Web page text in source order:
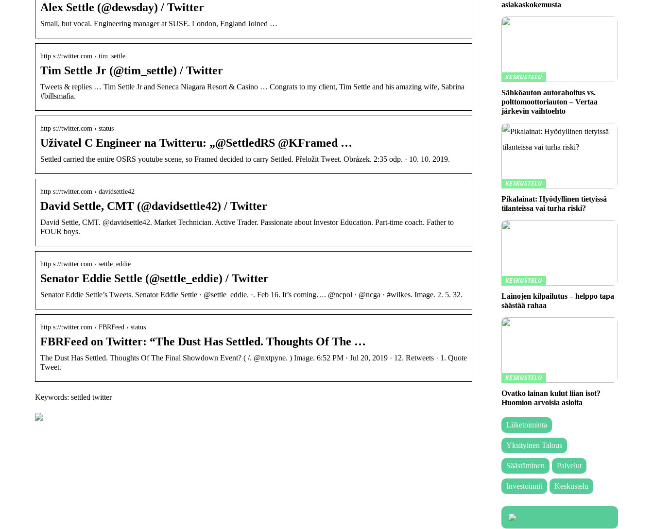
Alex Settle (@dewsday) / Twitter
Small, but vocal. Engineering manager at SUSE. London, England Joined …
http s://twitter.com › tim_settle
Tim Settle Jr (@tim_settle) / Twitter
Tweets & replies … Tim Settle Jr and Seneca Niagara Resort & Casino … Congrats to my client, Tim Settle and his amazing wife, Sabrina
#billsmafia.
http s://twitter.com › status
Uživatel C Engineer na Twitteru: „@SettledRS @KFramed …
Settled carried the entire OSRS youtube scene, so Framed decided to carry Settled. Přeložit Tweet. Obrázek. 2:35 odp. · 10. 10. 2019.
http s://twitter.com › davidsettle42
David Settle, CMT (@davidsettle42) / Twitter
David Settle, CMT. @davidsettle42. Market Technician. Active Trader. Passionate about Investor Education. Part-time coach. Father to
FOUR boys.
http s://twitter.com › settle_eddie
Senator Eddie Settle (@settle_eddie) / Twitter
Senator Eddie Settle’s Tweets. Senator Eddie Settle · @settle_eddie. ·. Feb 16. It’s coming…. @ncpol · @ncga · #wilkes. Image. 2. 5. 32.
http s://twitter.com › FBRFeed › status
FBRFeed on Twitter: “The Dust Has Settled. Thoughts Of The …
The Dust Has Settled. Thoughts Of The Final Showdown Event? ( /. @nxtpyne. ) Image. 6:52 PM · Jul 20, 2019 · 12. Retweets · 1. Quote
Tweet.
Keywords: settled twitter
asiakaskokemusta
KESKUSTELU
Sähköauton autorahoitus vs.
polttomoottoriauton – Vertaa
järkevin vaihtoehto
KESKUSTELU
Pikalainat: Hyödyllinen tietyissä
tilanteissa vai turha riski?
KESKUSTELU
Lainojen kilpailutus – helppo tapa
säästää rahaa
KESKUSTELU
Ovatko lainan kulut liian isot?
Huomion arvoisia asioita
Liiketoiminta
Yksityinen Talous
Säästäminen Palvelut
Investoinnit Keskustelu